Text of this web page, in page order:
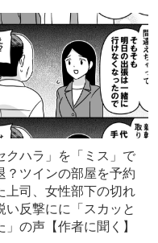
クハラ」を「ミス」で
？ツインの部屋を予約
上司、女性部下の切れ
い反撃にに「スカッと
」の声【作者に聞く】